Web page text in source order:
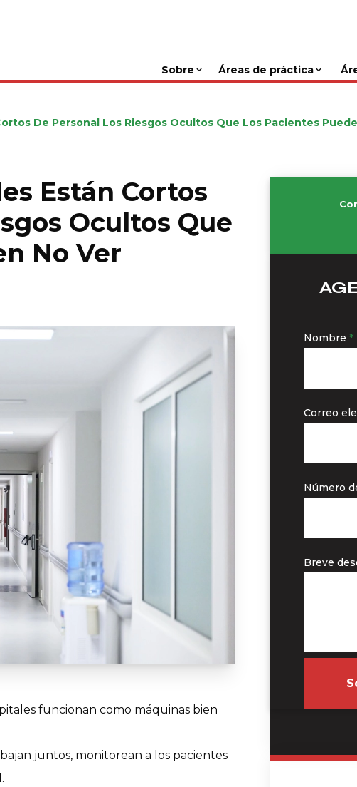
Sobre Áreas de práctica
De Personal Los Riesgos Ocultos Que Los Pacientes
Están Cortos
Ocultos Que
No Ver
funcionan como máquinas bien
juntos, monitorean a los pacientes
Nombre *
Correo
Número
Breve